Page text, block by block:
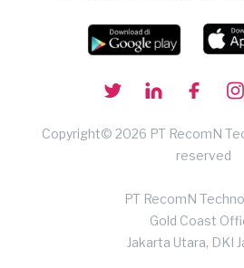
Copyright© 2026 PT RecomN
reserved
PT RecomN
Gold Coast
Jakarta Utara, DKI